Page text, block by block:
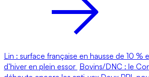
Lin : surface française en hausse de 10 %
d’hiver en plein essor Bovins/DNC : le